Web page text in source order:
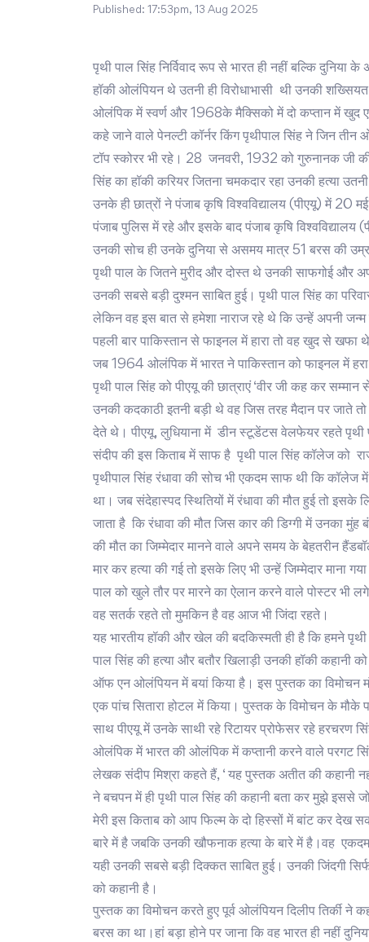
Published: 17:53pm, 13 Aug 2025
पृथी पाल सिंह निर्विवाद रूप से भारत ही नहीं बल्कि
हॉकी ओलंपियन थे उतनी ही विरोधाभासी थी उनकी
ओलंपिक में स्वर्ण और 1968के मैक्सिको में दो कप्तान में
कहे जाने वाले पेनल्टी कॉर्नर किंग पृथीपाल सिंह ने जिन
टॉप स्कोरर भी रहे। 28 जनवरी, 1932 को गुरुनानक जी
सिंह का हॉकी करियर जितना चमकदार रहा उनकी हत्या
उनके ही छात्रों ने पंजाब कृषि विश्वविद्यालय (पीएयू) में
पंजाब पुलिस में रहे और इसके बाद पंजाब कृषि
उनकी सोच ही उनके दुनिया से असमय मात्र 51 बरस की
पृथी पाल के जितने मुरीद और दोस्त थे उनकी साफगोई और
उनकी सबसे बड़ी दुश्मन साबित हुई। पृथी पाल सिंह का
लेकिन वह इस बात से हमेशा नाराज रहे थे कि उन्हें अपनी
पहली बार पाकिस्तान से फाइनल में हारा तो वह खुद से खफा
जब 1964 ओलंपिक में भारत ने पाकिस्तान को फाइनल में हरा
पृथी पाल सिंह को पीएयू की छात्राएं ‘वीर जी कह कर सम्मान
उनकी कदकाठी इतनी बड़ी थे वह जिस तरह मैदान पर जाते
देते थे। पीएयू, लुधियाना में डीन स्टूडेंटस वेलफेयर रहते
संदीप की इस किताब में साफ है पृथी पाल सिंह कॉलेज को
पृथीपाल सिंह रंधावा की सोच भी एकदम साफ थी कि कॉलेज
था। जब संदेहास्पद स्थितियों में रंधावा की मौत हुई तो इसके
जाता है कि रंधावा की मौत जिस कार की डिग्गी में उनका
की मौत का जिम्मेदार मानने वाले अपने समय के बेहतरीन
मार कर हत्या की गई तो इसके लिए भी उन्हें जिम्मेदार माना
पाल को खुले तौर पर मारने का ऐलान करने वाले पोस्टर
वह सतर्क रहते तो मुमकिन है वह आज भी जिंदा रहते।
यह भारतीय हॉकी और खेल की बदकिस्मती ही है कि हमने
पाल सिंह की हत्या और बतौर खिलाड़ी उनकी हॉकी कहानी
ऑफ एन ओलंपियन में बयां किया है। इस पुस्तक का विमोचन
एक पांच सितारा होटल में किया। पुस्तक के विमोचन के मौके
साथ पीएयू में उनके साथी रहे रिटायर प्रोफेसर रहे हरचरण
ओलंपिक में भारत की ओलंपिक में कप्तानी करने वाले परगट
लेखक संदीप मिश्रा कहते हैं, ‘ यह पुस्तक अतीत की कहानी
ने बचपन में ही पृथी पाल सिंह की कहानी बता कर मुझे इससे
मेरी इस किताब को आप फिल्म के दो हिस्सों में बांट कर देख
बारे में है जबकि उनकी खौफनाक हत्या के बारे में है।वह
यही उनकी सबसे बड़ी दिक्कत साबित हुई। उनकी जिंदगी
को कहानी है।
पुस्तक का विमोचन करते हुए पूर्व ओलंपियन दिलीप तिर्की ने
बरस का था।हां बड़ा होने पर जाना कि वह भारत ही नहीं